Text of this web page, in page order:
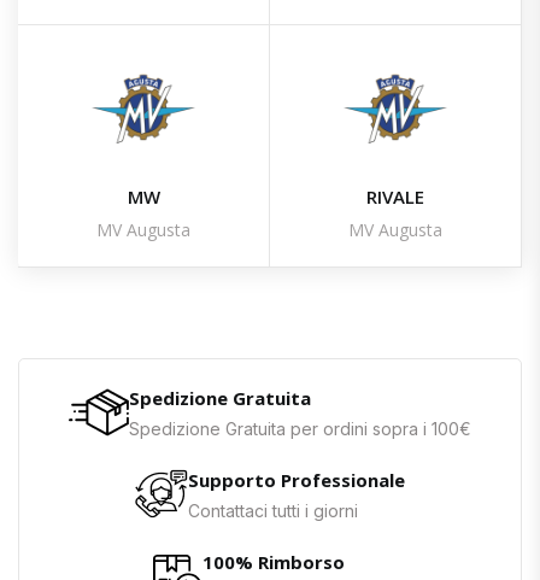
MW
MV Augusta
RIVALE
MV Augusta
Spedizione Gratuita
Spedizione Gratuita per ordini sopra i 100€
Supporto Professionale
Contattaci tutti i giorni
100% Rimborso